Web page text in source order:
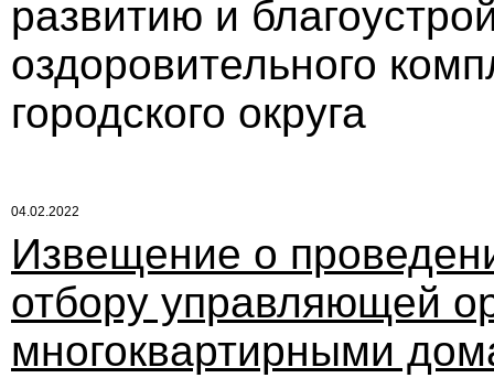
развитию и
оздоровительного
городского округа
04.02.2022
Извещение о
отбору управляющей
многоквартирными